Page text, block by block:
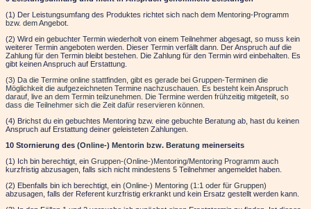
(1) Der Leistungsumfang des Produktes richtet sich nach dem Mentoring-Programm
bzw. dem Angebot.
(2) Wird ein gebuchter Termin wiederholt von einem Teilnehmer abgesagt, so muss kein
weiterer Termin angeboten werden. Dieser Termin verfällt dann. Der Anspruch auf die
Zahlung für den Termin bleibt bestehen. Die Zahlung für den Termin wird einbehalten. Es
gibt keinen Anspruch auf Erstattung.
(3) Da die Termine online stattfinden, gibt es gerade bei Gruppen-Terminen die
Möglichkeit die aufgezeichneten Termine nachzuschauen. Es besteht kein Anspruch
darauf, live an dem Termin teilzunehmen. Die Termine werden frühzeitig mitgeteilt, so
dass die Teilnehmer sich die Zeit dafür reservieren können.
(4) Brichst du ein gebuchtes Mentoring bzw. eine gebuchte Beratung ab, hast du keinen
Anspruch auf Erstattung deiner geleisteten Zahlungen.
10 Stornierung des (Online-) Mentorin bzw. Beratung meinerseits
(1) Ich bin berechtigt, ein Gruppen-(Online-)Mentoring/Mentoring Programm auch
kurzfristig abzusagen, falls sich nicht mindestens 5 Teilnehmer angemeldet haben.
(2) Ebenfalls bin ich berechtigt, ein (Online-) Mentoring (1:1 oder für Gruppen)
abzusagen, falls der Referent kurzfristig erkrankt und kein Ersatz gestellt werden kann.